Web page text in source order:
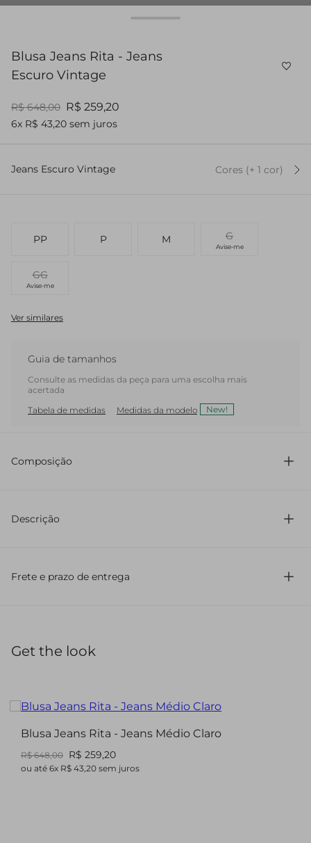
Blusa Jeans Rita - Jeans
Escuro Vintage
R$ 648,00 R$ 259,20
6x R$ 43,20 sem juros
Jeans Escuro Vintage Cores (+ 1 cor)
PP P M G
Avise-me
GG
Avise-me
Ver similares
Guia de tamanhos
Consulte as medidas da peça para uma escolha mais
acertada
Tabela de medidas
Medidas da modelo New!
Composição
Descrição
Com modelagem regular
Comprimento regular
Possui decote reto
Com botão forrado
Blusa confeccionada em jeans, com modelagem regular e
comprimento regular. Sem estampa, apresenta lavagem,
alças e decote reto. Possui fechamento com botão forrado,
barra à fio e bolso frontal, garantindo um visual casual e
despojado.
Frete e prazo de entrega
Get the look
Blusa Jeans Rita - Jeans Médio Claro
R$ 648,00 R$ 259,20
ou até 6x R$ 43,20 sem juros